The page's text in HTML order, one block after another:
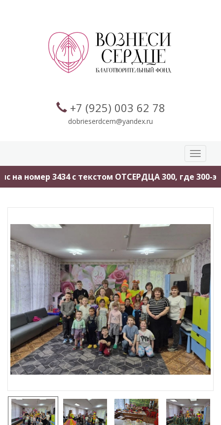
+7 (925) 003 62 78
dobrieserdcem@yandex.ru
Toggle
номер 3434 с текстом ОТСЕРДЦА 300, где 300-